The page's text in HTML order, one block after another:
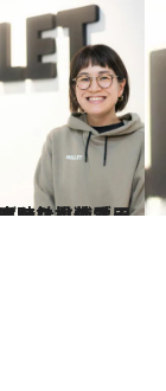
員の愛用品は、災害時にも使える優れものばかり！
イル